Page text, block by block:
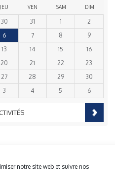
notre site web et suivre nos
JEU VEN SAM DIM
30 31 1
2
6 7 8
9
13 14 15
16
20 21 22
23
27 28 29
30
3 4 5 6
Plan du site Gestion des cookies